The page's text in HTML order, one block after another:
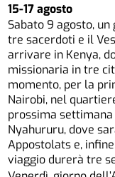
15-17 agosto
Sabato 9 agosto,
tre sacerdoti e il
arrivare in Kenya,
missionaria in tre
momento, per la
Nairobi, nel
prossima
Nyahururu, dove
Appostolats e,
viaggio durerà tre